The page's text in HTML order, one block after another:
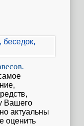
Вашего
актуальны
оценить